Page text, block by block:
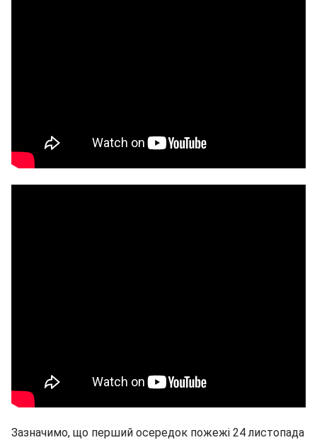
Зазначимо, що перший осередок пожежі 24 листопада